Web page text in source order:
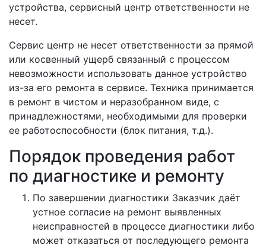
устройства, сервисный центр ответственности не
несет.
Сервис центр не несет ответственности за прямой
или косвенный ущерб связанный с процессом
невозможности использовать данное устройство
из-за его ремонта в сервисе. Техника принимается
в ремонт в чистом и неразобранном виде, с
принадлежностями, необходимыми для проверки
ее работоспособности (блок питания, т.д.).
Порядок проведения работ
по диагностике и ремонту
По завершении диагностики Заказчик даёт
устное согласие на ремонт выявленных
неисправностей в процессе диагностики либо
может отказаться от последующего ремонта